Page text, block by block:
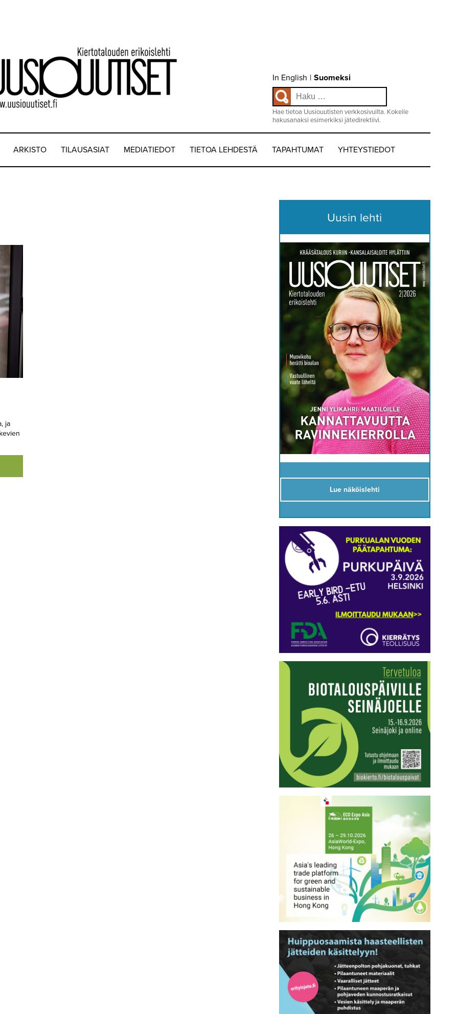
Choose
language
Valitse
kieli:
In English | Suomeksi
Haku:
Hae tietoa Uusiouutisten verkkosivuilta. Kokeile
hakusanaksi esimerkiksi jätedirektiivi.
ARKISTO TILAUSASIAT MEDIATIEDOT TIETOA LEHDESTÄ TAPAHTUMAT YHTEYSTIEDOT
ja
Uusin lehti
Lue näköislehti